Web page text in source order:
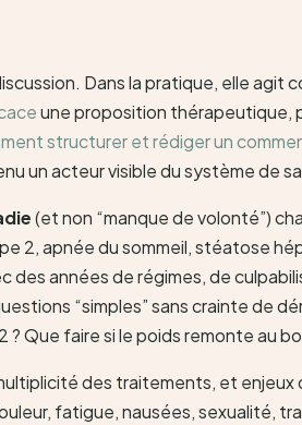
Dans la pratique, elle agit
une proposition thérapeutique,
structurer et rédiger un
un acteur visible du système de
(et non “manque de volonté”)
2, apnée du sommeil, stéatose
années de régimes, de
“simples” sans crainte de
Que faire si le poids remonte au
des traitements, et
fatigue, nausées, sexualité,